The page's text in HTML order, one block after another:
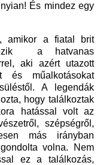
És mindez egy
amikor a fiatal brit
a hatvanas
aki azért utazott
és műalkotásokat
A legendák
hogy találkoztak
hatással volt az
szépségről,
más irányban
volna. Nem
ez a találkozás,